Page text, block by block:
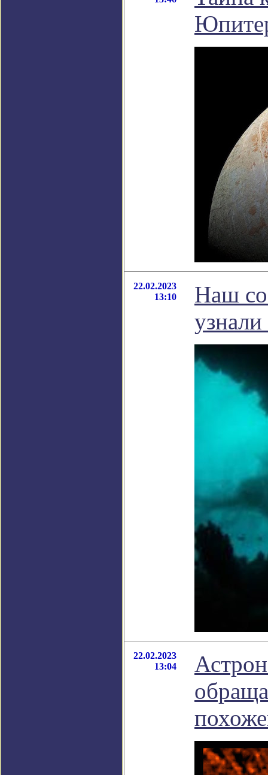
22.02.2023
13:10
Наш
22.02.2023
13:04